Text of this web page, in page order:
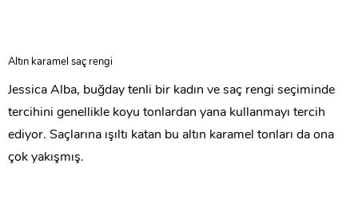
Altın karamel saç rengi
Jessica Alba, buğday tenli bir kadın ve saç rengi seçiminde
tercihini genellikle koyu tonlardan yana kullanmayı tercih
ediyor. Saçlarına ışıltı katan bu altın karamel tonları da ona
çok yakışmış.